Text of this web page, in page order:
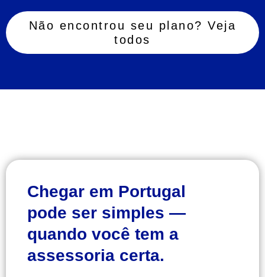
Não encontrou seu plano? Veja
todos
Chegar em Portugal
pode ser simples —
quando você tem a
assessoria certa.